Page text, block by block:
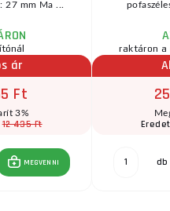
27 mm Ma ...
ár
Ft
3%
12 435 Ft
MEGVENNI
raktáron a
db